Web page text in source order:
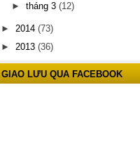
►tháng 3(12)
► 2014 (73)
► 2013 (36)
GIAO LƯU QUA FACEBOOK